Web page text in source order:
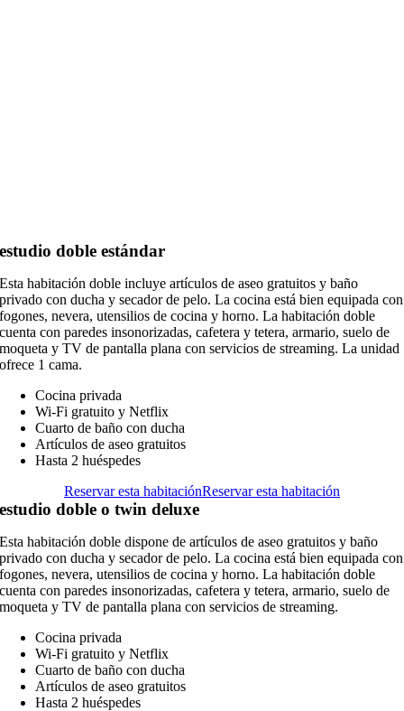
estudio doble estándar
Esta habitación doble incluye artículos de aseo gratuitos y baño
privado con ducha y secador de pelo. La cocina está bien equipada con
fogones, nevera, utensilios de cocina y horno. La habitación doble
cuenta con paredes insonorizadas, cafetera y tetera, armario, suelo de
moqueta y TV de pantalla plana con servicios de streaming. La unidad
ofrece 1 cama.
Cocina privada
Wi-Fi gratuito y Netflix
Cuarto de baño con ducha
Artículos de aseo gratuitos
Hasta 2 huéspedes
Reservar esta habitaciónReservar esta habitación
estudio doble o twin deluxe
Esta habitación doble dispone de artículos de aseo gratuitos y baño
privado con ducha y secador de pelo. La cocina está bien equipada con
fogones, nevera, utensilios de cocina y horno. La habitación doble
cuenta con paredes insonorizadas, cafetera y tetera, armario, suelo de
moqueta y TV de pantalla plana con servicios de streaming.
Cocina privada
Wi-Fi gratuito y Netflix
Cuarto de baño con ducha
Artículos de aseo gratuitos
Hasta 2 huéspedes